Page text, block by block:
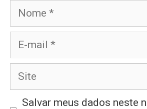
Nome
Site
Salvar meus dados neste